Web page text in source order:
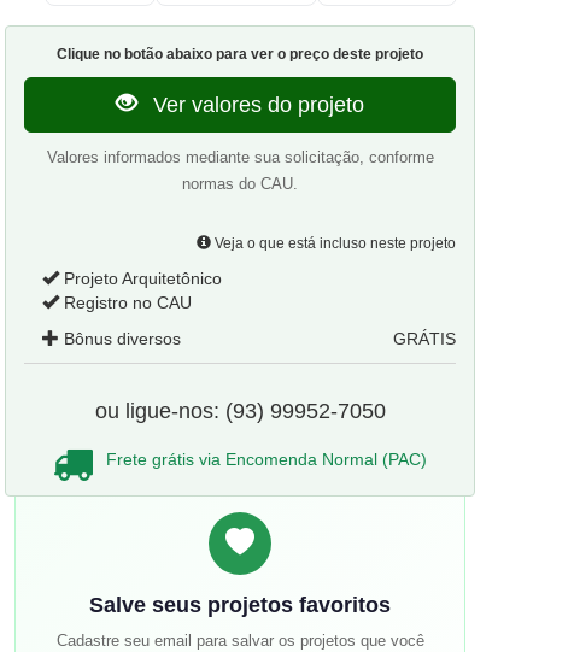
Clique no botão abaixo para ver o preço deste projeto
Ver valores do projeto
Valores informados mediante sua solicitação, conforme
normas do CAU.
Veja o que está incluso neste projeto
Projeto Arquitetônico
Registro no CAU
Bônus diversos
GRÁTIS
ou ligue-nos: (93) 99952-7050
Frete grátis via Encomenda Normal (PAC)
Salve seus projetos favoritos
Cadastre seu email para salvar os projetos que você